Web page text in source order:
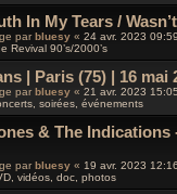
In My Tears /
parbluesy « 24 avr. 2023 09:59
Revival 90’s/2000’s
| Paris (75) | 16 mai
par bluesy « 21 avr. 2023 15:05
soirées, événements
& The Indications
par bluesy « 19 avr. 2023 12:16
vidéos, doc, photos